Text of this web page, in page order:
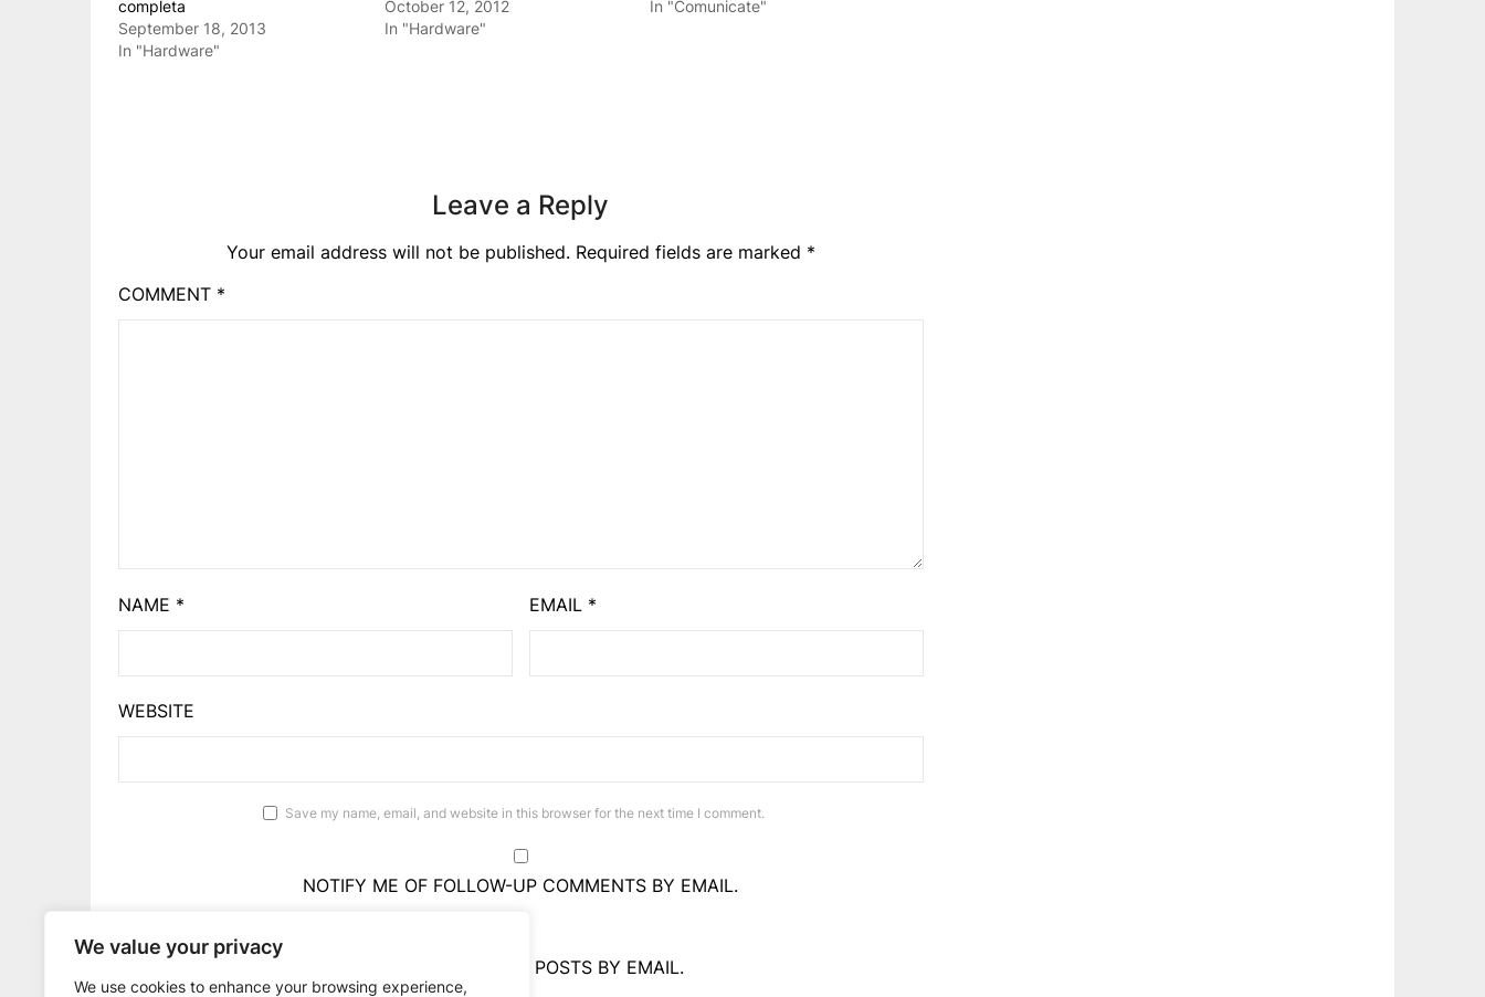
We value your privacy
We use cookies to enhance your browsing experience,
completa
September 18, 2013
In "Hardware"
October 12, 2012
In "Hardware"
In "Comunicate"
Leave a Reply
Your email address will not be published. Required fields are marked *
COMMENT *
NAME * EMAIL *
WEBSITE
Save my name, email, and website in this browser for the next time I comment.
NOTIFY ME OF FOLLOW-UP COMMENTS BY EMAIL.
NOTIFY ME OF NEW POSTS BY EMAIL.